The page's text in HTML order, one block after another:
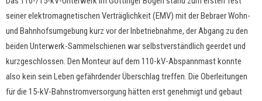
seiner elektromagnetischen Verträglichkeit (EMV) mit der Bebraer Wohn-
und Bahnhofsumgebung kurz vor der Inbetriebnahme, der Abgang zu den
beiden Unterwerk-Sammelschienen war selbstverständlich geerdet und
kurzgeschlossen. Den Monteur auf dem 110-kV-Abspannmast konnte
also kein sein Leben gefährdender Überschlag treffen. Die Oberleitungen
für die 15-kV-Bahnstromversorgung hätten erst genehmigt und gebaut